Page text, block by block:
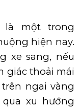
là một trong
hiện nay.
xe sang, nếu
giác thoải mái
ngai vàng
xu hướng